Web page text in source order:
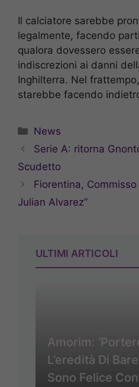
Il calciatore sarebbe
legalmente, facendo
qualora dovessero
indiscrezioni ai danni
Inghilterra. Nel
starebbe facendo
Categorie
News
Serie A: ritorna
Scudetto
Fiorentina,
Julian Alvarez”
ULTIMI ARTICOLI
Amorim:
L’eredità Di
Sono Felice